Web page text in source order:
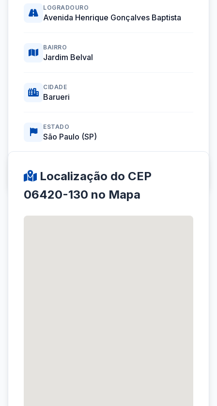
LOGRADOURO
Avenida Henrique Gonçalves Baptista
BAIRRO
Jardim Belval
CIDADE
Barueri
ESTADO
São Paulo (SP)
Localização do CEP
06420-130 no Mapa